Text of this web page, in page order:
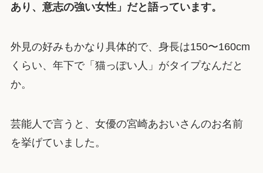
あり、意志の強い女性」だと語っています。
外見の好みもかなり具体的で、身長は150〜160cm
くらい、年下で「猫っぽい人」がタイプなんだと
か。
芸能人で言うと、女優の宮崎あおいさんのお名前
を挙げていました。